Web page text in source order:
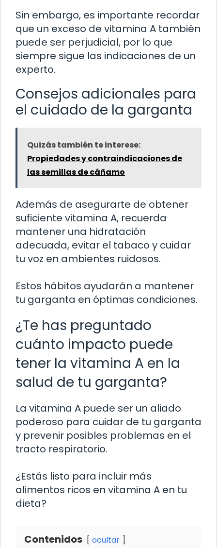
Sin embargo, es importante recordar
que un exceso de vitamina A también
puede ser perjudicial, por lo que
siempre sigue las indicaciones de un
experto.
Consejos adicionales para
el cuidado de la garganta
Quizás también te interese:
Propiedades y contraindicaciones de
las semillas de cáñamo
Además de asegurarte de obtener
suficiente vitamina A, recuerda
mantener una hidratación
adecuada, evitar el tabaco y cuidar
tu voz en ambientes ruidosos.
Estos hábitos ayudarán a mantener
tu garganta en óptimas condiciones.
¿Te has preguntado
cuánto impacto puede
tener la vitamina A en la
salud de tu garganta?
La vitamina A puede ser un aliado
poderoso para cuidar de tu garganta
y prevenir posibles problemas en el
tracto respiratorio.
¿Estás listo para incluir más
alimentos ricos en vitamina A en tu
dieta?
Contenidos ocultar